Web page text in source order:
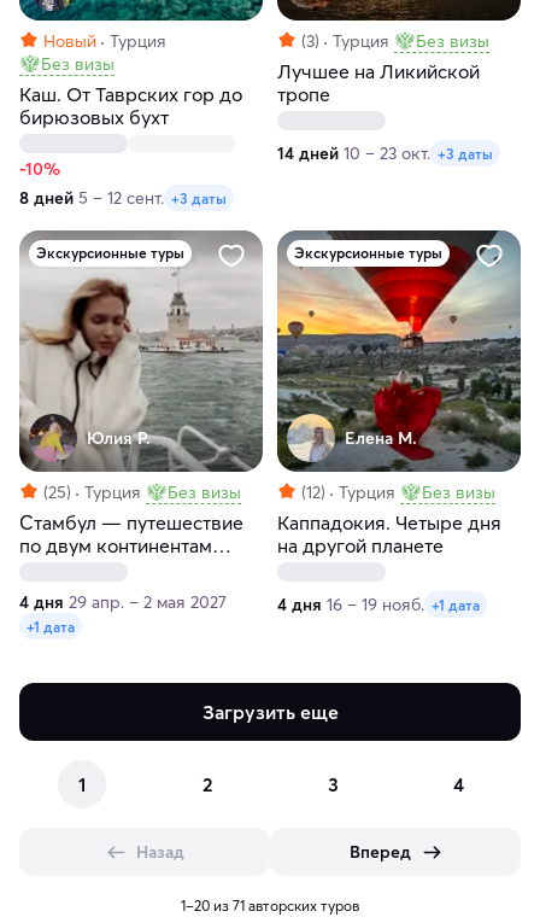
Новый
Турция
Без визы
Каш. От Таврских гор до
бирюзовых бухт
-10%
8 дней 5 – 12 сент. +3 даты
(3) Турция Без визы
Лучшее на Ликийской
тропе
14 дней 10 – 23 окт. +3 даты
Экскурсионные туры
Юлия Р.
(25) Турция Без визы
Стамбул — путешествие
по двум континентам
4 дня 29 апр. – 2 мая 2027
+1 дата
Экскурсионные туры
Елена М.
(12) Турция Без визы
Каппадокия. Четыре дня
на другой планете
4 дня 16 – 19 нояб. +1 дата
Загрузить еще
1 2 3 4
Назад Вперед
1–20 из 71 авторских туров